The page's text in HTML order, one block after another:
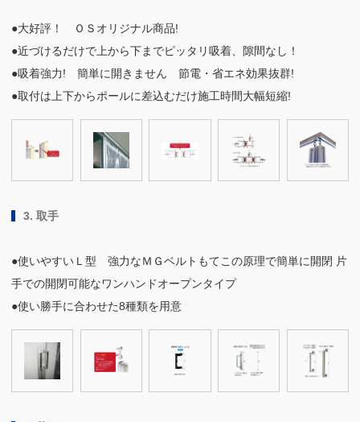
●大好評！ ＯＳオリジナル商品!
●近づけるだけで上から下までピッタリ吸着、隙間なし！
●吸着強力! 簡単に開きません 節電・省エネ効果抜群!
●取付は上下からポールに差込むだけ施工時間大幅短縮!
3. 取手
●使いやすいＬ型 強力なＭＧベルトもてこの原理で簡単に開閉 片
手での開閉可能なワンハンドオープンタイプ
●使い勝手に合わせた8種類を用意